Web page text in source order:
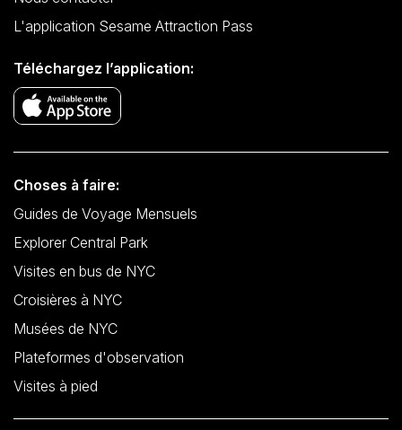
L'application Sesame Attraction Pass
Téléchargez l’application:
Choses à faire:
Guides de Voyage Mensuels
Explorer Central Park
Visites en bus de NYC
Croisières à NYC
Musées de NYC
Plateformes d'observation
Visites à pied